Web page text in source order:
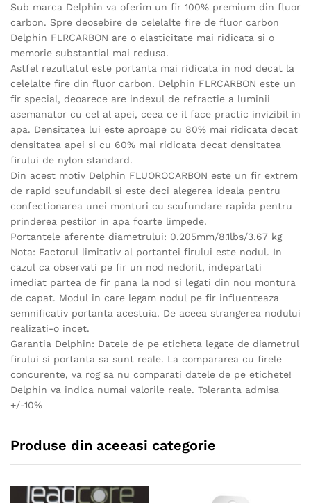
Sub marca Delphin va oferim un fir 100% premium din fluor
carbon. Spre deosebire de celelalte fire de fluor carbon
Delphin FLRCARBON are o elasticitate mai ridicata si o
memorie substantial mai redusa.
Astfel rezultatul este portanta mai ridicata in nod decat la
celelalte fire din fluor carbon. Delphin FLRCARBON este un
fir special, deoarece are indexul de refractie a luminii
asemanator cu cel al apei, ceea ce il face practic invizibil in
apa. Densitatea lui este aproape cu 80% mai ridicata decat
densitatea apei si cu 60% mai ridicata decat densitatea
firului de nylon standard.
Din acest motiv Delphin FLUOROCARBON este un fir extrem
de rapid scufundabil si este deci alegerea ideala pentru
confectionarea unei monturi cu scufundare rapida pentru
prinderea pestilor in apa foarte limpede.
Portantele aferente diametrului: 0.205mm/8.1lbs/3.67 kg
Nota: Factorul limitativ al portantei firului este nodul. In
cazul ca observati pe fir un nod nedorit, indepartati
imediat partea de fir pana la nod si legati din nou montura
de capat. Modul in care legam nodul pe fir influenteaza
semnificativ portanta acestuia. De aceea strangerea nodului
realizati-o incet.
Garantia Delphin: Datele de pe eticheta legate de diametrul
firului si portanta sa sunt reale. La compararea cu firele
concurente, va rog sa nu comparati datele de pe etichete!
Delphin va indica numai valorile reale. Toleranta admisa
+/-10%
Produse din aceeasi categorie